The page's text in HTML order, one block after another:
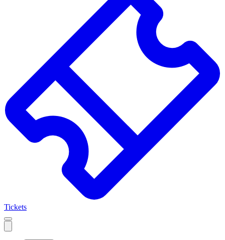
Tickets
Open
mobile